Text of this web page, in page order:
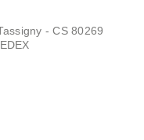
- CS 80269